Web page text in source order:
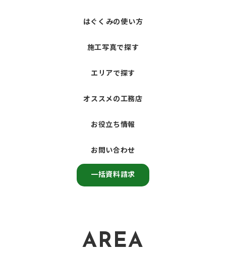
はぐくみの使い方
施工写真で探す
エリアで探す
オススメの工務店
お役立ち情報
お問い合わせ
一括資料請求
AREA